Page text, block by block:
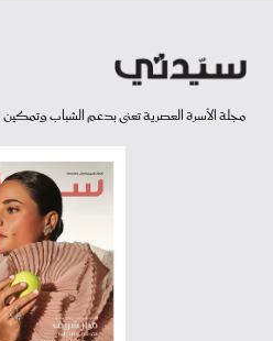
مجلة الأسرة العصرية تعنى بدعم الشباب وتمكين